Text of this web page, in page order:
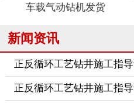
车载气动钻机发货
新闻资讯
正反循环工艺钻井施工指导
正反循环工艺钻井施工指导